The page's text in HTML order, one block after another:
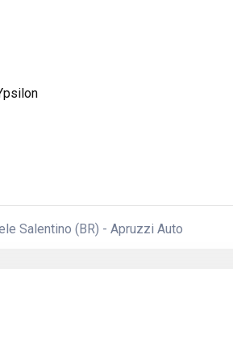
Salentino (BR) - Apruzzi Auto